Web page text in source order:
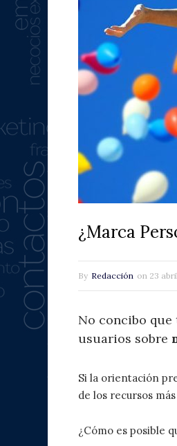
¿Marca
By Redacción on 23
No concibo
usuarios sobre
Si la orientación
de los recursos
¿Cómo es posible